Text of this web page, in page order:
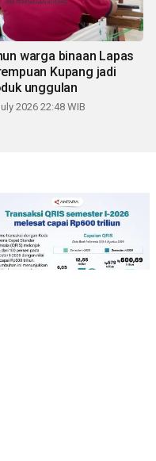
warga binaan Lapas
Kupang jadi
unggulan
2026 22:48 WIB